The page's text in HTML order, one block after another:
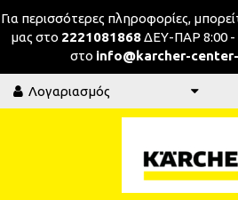
Για περισσότερες πληροφορίες,
μας στο 2221081868ΔΕΥ-ΠΑΡ 8:00 -
στο info@karcher-
Λογαριασμός